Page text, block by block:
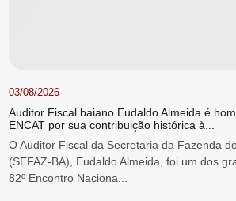
03/08/2026
Auditor Fiscal baiano Eudaldo Almeida é
ENCAT por sua contribuição histórica à...
O Auditor Fiscal da Secretaria da Fazenda
(SEFAZ-BA), Eudaldo Almeida, foi um dos
82º Encontro Naciona...